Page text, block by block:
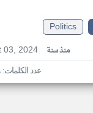
Politics
03, 2024
منذ سنة
عدد الكلمات: ٣٧٩